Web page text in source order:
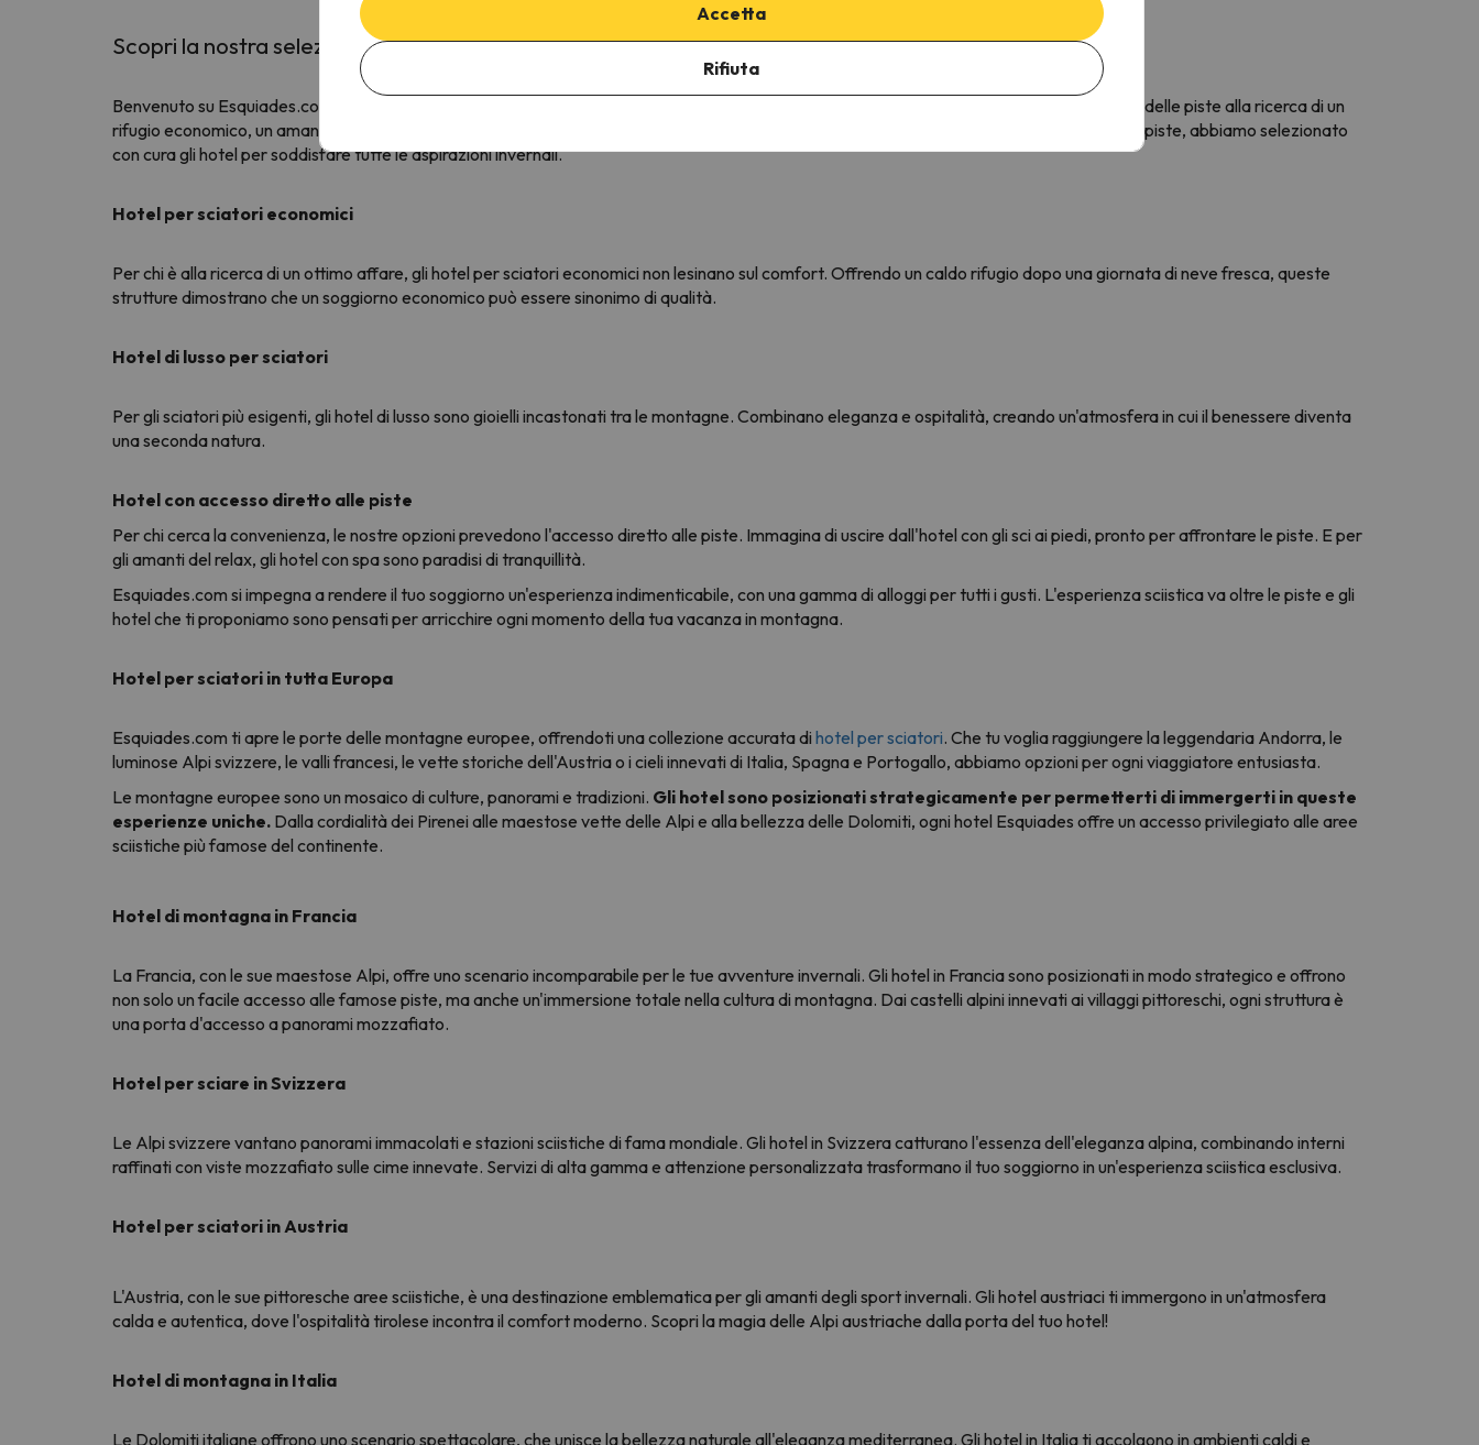
Scopri la nostra selezione di hotel di montagna ai piedi delle piste da sci
Benvenuto su Esquiades.com, dove ogni fiocco di neve racconta una storia e ogni hotel ha una personalità unica. Che tu sia un esploratore delle piste alla ricerca di un
rifugio economico, un amante dello sci che preferisce la sinfonia del lusso o un appassionato di avventura che cerca un accesso diretto alle piste, abbiamo selezionato
con cura gli hotel per soddisfare tutte le aspirazioni invernali.
Hotel per sciatori economici
Per chi è alla ricerca di un ottimo affare, gli hotel per sciatori economici non lesinano sul comfort. Offrendo un caldo rifugio dopo una giornata di neve fresca, queste
strutture dimostrano che un soggiorno economico può essere sinonimo di qualità.
Hotel di lusso per sciatori
Per gli sciatori più esigenti, gli hotel di lusso sono gioielli incastonati tra le montagne. Combinano eleganza e ospitalità, creando un'atmosfera in cui il benessere diventa
una seconda natura.
Hotel con accesso diretto alle piste
Per chi cerca la convenienza, le nostre opzioni prevedono l'accesso diretto alle piste. Immagina di uscire dall'hotel con gli sci ai piedi, pronto per affrontare le piste. E per
gli amanti del relax, gli hotel con spa sono paradisi di tranquillità.
Esquiades.com si impegna a rendere il tuo soggiorno un'esperienza indimenticabile, con una gamma di alloggi per tutti i gusti. L'esperienza sciistica va oltre le piste e gli
hotel che ti proponiamo sono pensati per arricchire ogni momento della tua vacanza in montagna.
Hotel per sciatori in tutta Europa
Esquiades.com ti apre le porte delle montagne europee, offrendoti una collezione accurata di hotel per sciatori. Che tu voglia raggiungere la leggendaria Andorra, le
luminose Alpi svizzere, le valli francesi, le vette storiche dell'Austria o i cieli innevati di Italia, Spagna e Portogallo, abbiamo opzioni per ogni viaggiatore entusiasta.
Le montagne europee sono un mosaico di culture, panorami e tradizioni. Gli hotel sono posizionati strategicamente per permetterti di immergerti in queste
esperienze uniche. Dalla cordialità dei Pirenei alle maestose vette delle Alpi e alla bellezza delle Dolomiti, ogni hotel Esquiades offre un accesso privilegiato alle aree
sciistiche più famose del continente.
Hotel di montagna in Francia
La Francia, con le sue maestose Alpi, offre uno scenario incomparabile per le tue avventure invernali. Gli hotel in Francia sono posizionati in modo strategico e offrono
non solo un facile accesso alle famose piste, ma anche un'immersione totale nella cultura di montagna. Dai castelli alpini innevati ai villaggi pittoreschi, ogni struttura è
una porta d'accesso a panorami mozzafiato.
Hotel per sciare in Svizzera
Le Alpi svizzere vantano panorami immacolati e stazioni sciistiche di fama mondiale. Gli hotel in Svizzera catturano l'essenza dell'eleganza alpina, combinando interni
raffinati con viste mozzafiato sulle cime innevate. Servizi di alta gamma e attenzione personalizzata trasformano il tuo soggiorno in un'esperienza sciistica esclusiva.
Hotel per sciatori in Austria
L'Austria, con le sue pittoresche aree sciistiche, è una destinazione emblematica per gli amanti degli sport invernali. Gli hotel austriaci ti immergono in un'atmosfera
calda e autentica, dove l'ospitalità tirolese incontra il comfort moderno. Scopri la magia delle Alpi austriache dalla porta del tuo hotel!
Hotel di montagna in Italia
Le Dolomiti italiane offrono uno scenario spettacolare, che unisce la bellezza naturale all'eleganza mediterranea. Gli hotel in Italia ti accolgono in ambienti caldi e
Accetta
Rifiuta